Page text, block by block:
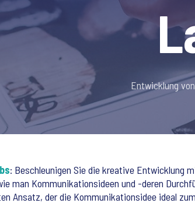
Entwicklung
: Beschleunigen Sie die kreative Entwicklung
man Kommunikationsideen und -deren
Ansatz, der die Kommunikationsidee ideal